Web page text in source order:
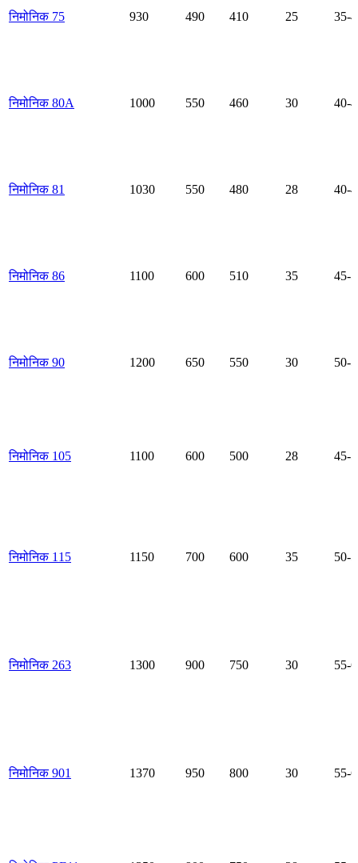
निमोनिक 75 930 490 410 25 35-
निमोनिक 80A 1000 550 460 30 40-
निमोनिक 81 1030 550 480 28 40-
निमोनिक 86 1100 600 510 35 45-
निमोनिक 90 1200 650 550 30 50-
निमोनिक 105 1100 600 500 28 45-
निमोनिक 115 1150 700 600 35 50-
निमोनिक 263 1300 900 750 30 55-
निमोनिक 901 1370 950 800 30 55-